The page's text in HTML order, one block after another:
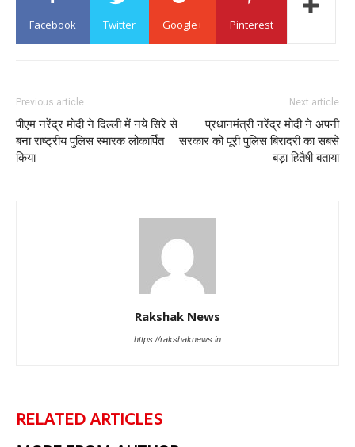
Facebook Twitter Google+ Pinterest
Previous article
पीएम नरेंद्र मोदी ने दिल्ली में नये सिरे से
बना राष्ट्रीय पुलिस स्मारक लोकार्पित
किया
Next article
प्रधानमंत्री नरेंद्र मोदी ने अपनी
सरकार को पूरी पुलिस बिरादरी का सबसे
बड़ा हितैषी बताया
Rakshak News
https://rakshaknews.in
RELATED ARTICLES